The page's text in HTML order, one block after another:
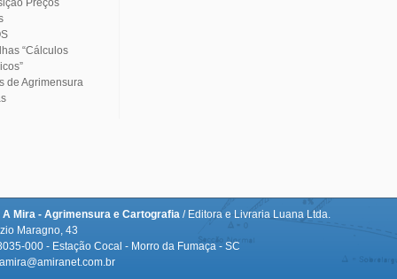
de Agrimensura
A Mira - Agrimensura e Cartografia / Editora e Livraria Luana Ltda.
Maragno, 43
000 - Estação Cocal - Morro da Fumaça - SC
amira@amiranet.com.br